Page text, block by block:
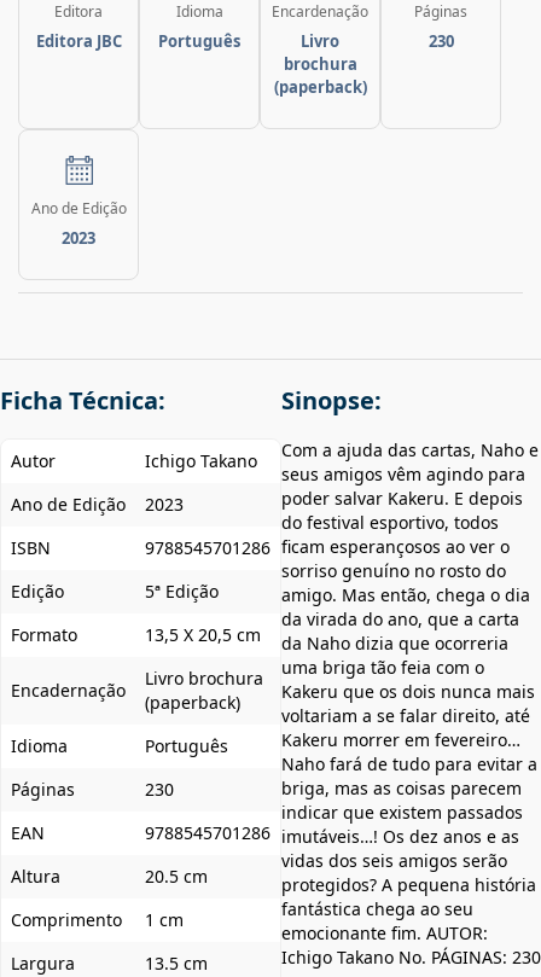
Editora
Editora JBC
Idioma
Português
Encardenação
Livro
brochura
(paperback)
Páginas
230
Ano de Edição
2023
Ficha Técnica:
Autor
Ichigo Takano
Ano de Edição
2023
ISBN
9788545701286
Edição
5ª Edição
Formato
13,5 X 20,5 cm
Encadernação
Livro brochura
(paperback)
Idioma
Português
Páginas
230
EAN
9788545701286
Altura
20.5 cm
Comprimento
1 cm
Largura
13.5 cm
Sinopse:
Com a ajuda das cartas, Naho e
seus amigos vêm agindo para
poder salvar Kakeru. E depois
do festival esportivo, todos
ficam esperançosos ao ver o
sorriso genuíno no rosto do
amigo. Mas então, chega o dia
da virada do ano, que a carta
da Naho dizia que ocorreria
uma briga tão feia com o
Kakeru que os dois nunca mais
voltariam a se falar direito, até
Kakeru morrer em fevereiro…
Naho fará de tudo para evitar a
briga, mas as coisas parecem
indicar que existem passados
imutáveis…! Os dez anos e as
vidas dos seis amigos serão
protegidos? A pequena história
fantástica chega ao seu
emocionante fim. AUTOR:
Ichigo Takano No. PÁGINAS: 230